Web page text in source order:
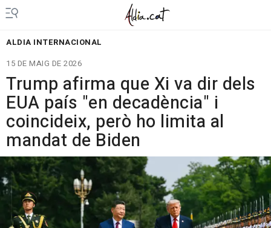
ALDIA INTERNACIONAL
15 DE MAIG DE 2026
Trump afirma que Xi va dir dels
EUA país "en decadència" i
coincideix, però ho limita al
mandat de Biden